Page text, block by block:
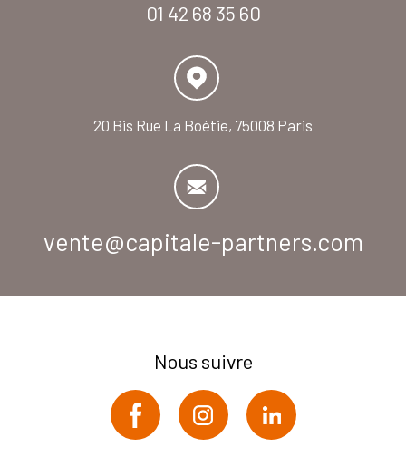
01 42 68 35 60
vente@capitale-partners.com
20 Bis Rue La Boétie, 75008 Paris
Nous suivre